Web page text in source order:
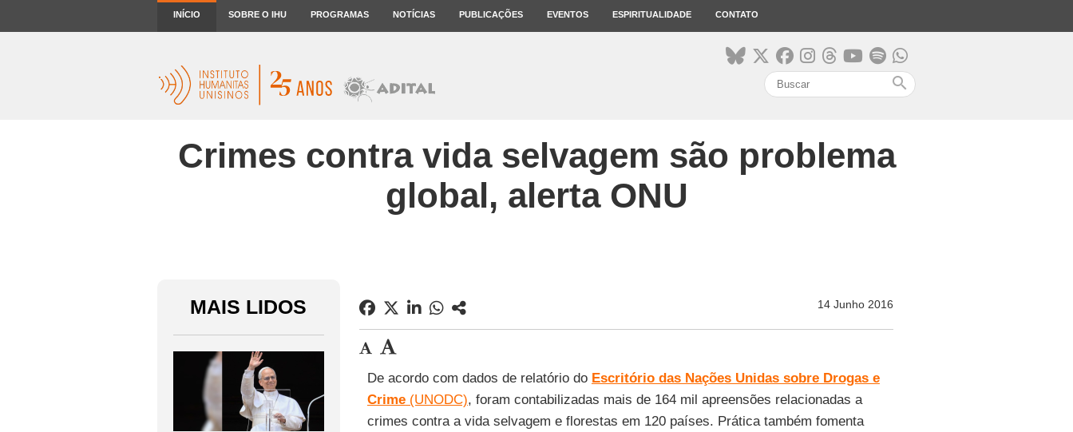
INÍCIO SOBRE O IHU PROGRAMAS NOTÍCIAS PUBLICAÇÕES EVENTOS ESPIRITUALIDADE CONTATO
search
Crimes contra vida selvagem são problema
global, alerta ONU
MAIS LIDOS 14 Junho 2016
De acordo com dados de relatório do Escritório das Nações Unidas sobre Drogas e
Crime(UNODC), foram contabilizadas mais de 164 mil apreensões relacionadas a
crimes contra a vida selvagem e florestas em 120 países. Prática também fomenta